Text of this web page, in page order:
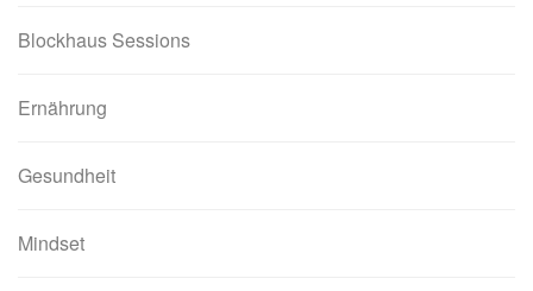
Blockhaus Sessions
Ernährung
Gesundheit
Mindset